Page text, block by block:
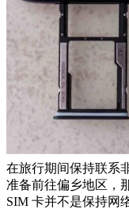
在旅行期间保持联系
准备前往偏乡地区，
SIM 卡并不是保持网